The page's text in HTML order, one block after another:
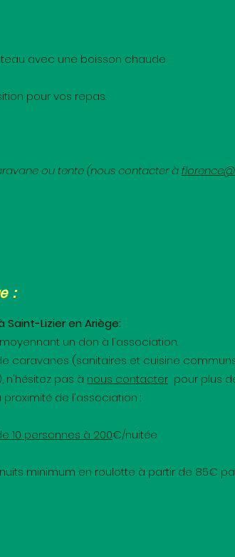
avec une boisson chaude
pour vos repas.
ou tente (nous contacter à
:
Lizier en Ariège:
un don à l'association.
caravanes (sanitaires et cuisine
pas à nous contacter pour plus
proximité de l'association :
10 personnes à 200€/nuitée
minimum en roulotte à partir de 85€